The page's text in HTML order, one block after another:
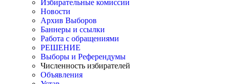
Избирательные комиссии
Новости
Архив Выборов
Баннеры и ссылки
Работа с обращениями
РЕШЕНИЕ
Выборы и Референдумы
Численность избирателей
Объявления